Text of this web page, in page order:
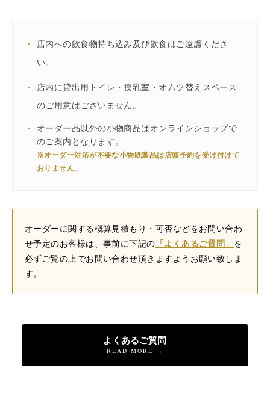
・
店内への飲食物持ち込み及び飲食はご遠慮くださ
い。
・
店内に貸出用トイレ・授乳室・オムツ替えスペース
のご用意はございません。
・
オーダー品以外の小物商品はオンラインショップで
のご案内となります。
※オーダー対応が不要な小物既製品は店頭予約を受け付けて
おりません。
オーダーに関する概算見積もり・可否などをお問い合わ
せ予定のお客様は、事前に下記の 「よくあるご質問」 を
必ずご覧の上でお問い合わせ頂きますようお願い致しま
す。
よくあるご質問
READ MORE →